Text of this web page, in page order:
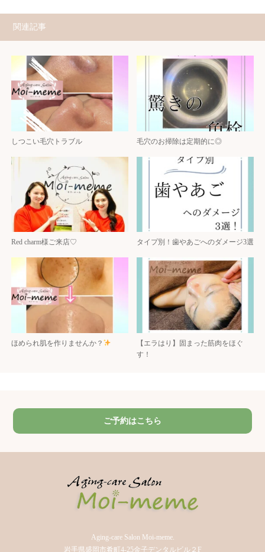
関連記事
しつこい毛穴トラブル 毛穴のお掃除は定期的に◎
Red charm様ご来店♡ タイプ別！歯やあごへのダメージ3選
ほめられ肌を作りませんか？
【エラはり】固まった筋肉をほぐ
す！
ご予約はこちら
Aging-care Salon Moi-meme.
岩手県盛岡市肴町4-25金子デンタルビル２F